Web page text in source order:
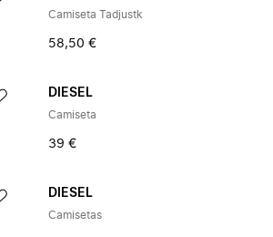
Camiseta Tadjustk
58,50 €
DIESEL
Camiseta
39 €
DIESEL
Camisetas